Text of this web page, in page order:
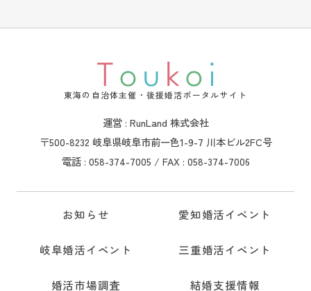
東海の自治体主催・後援婚活ポータルサイト
運営 : RunLand 株式会社
〒500-8232 岐阜県岐阜市前一色1-9-7 川本ビル2FC号
電話 : 058-374-7005 / FAX : 058-374-7006
お知らせ 愛知婚活イベント
岐阜婚活イベント 三重婚活イベント
婚活市場調査 結婚支援情報